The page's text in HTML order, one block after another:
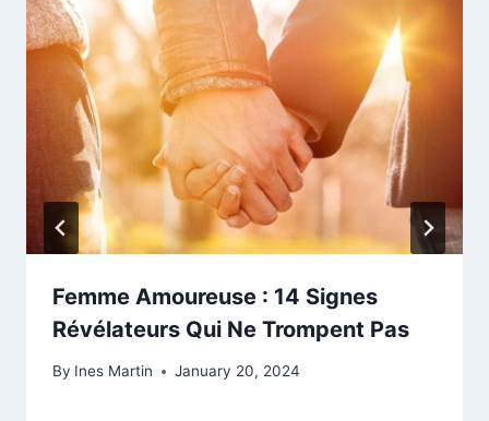
Femme Amoureuse : 14 Signes
Révélateurs Qui Ne Trompent Pas
By Ines Martin January 20, 2024